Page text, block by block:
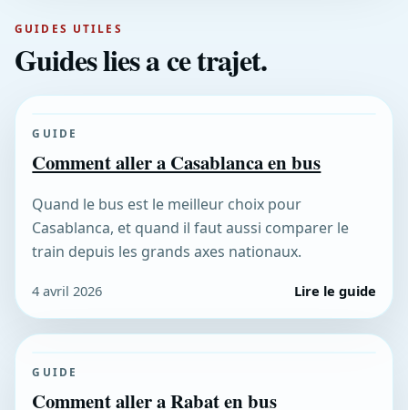
GUIDES UTILES
Guides lies a ce trajet.
GUIDE
Comment aller a Casablanca en bus
Quand le bus est le meilleur choix pour
Casablanca, et quand il faut aussi comparer le
train depuis les grands axes nationaux.
4 avril 2026 Lire le guide
GUIDE
Comment aller a Rabat en bus